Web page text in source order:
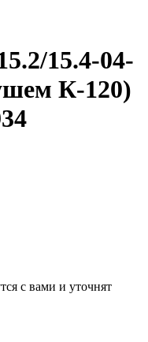
15.4-04-
К-120)
с вами и уточнят